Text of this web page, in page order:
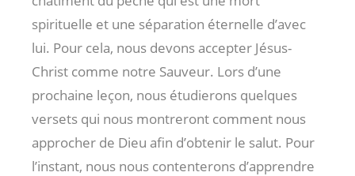
spirituelle et une séparation éternelle d’avec
lui. Pour cela, nous devons accepter Jésus-
Christ comme notre Sauveur. Lors d’une
prochaine leçon, nous étudierons quelques
versets qui nous montreront comment nous
approcher de Dieu afin d’obtenir le salut. Pour
l’instant, nous nous contenterons d’apprendre